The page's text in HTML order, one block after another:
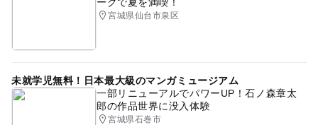
宮城県仙台市泉区
未就学児無料！日本最大級のマンガミュージアム
一部リニューアルでパワーUP！石ノ森章太
郎の作品世界に没入体験
宮城県石巻市